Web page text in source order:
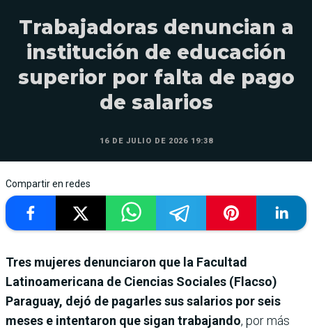
Trabajadoras denuncian a
institución de educación
superior por falta de pago
de salarios
16 DE JULIO DE 2026 19:38
Compartir en redes
Tres mujeres denunciaron que la Facultad
Latinoamericana de Ciencias Sociales (Flacso)
Paraguay, dejó de pagarles sus salarios por seis
meses e intentaron que sigan trabajando, por más